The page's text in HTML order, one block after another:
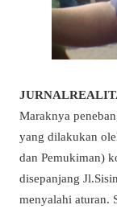
Maraknya
yang dilakukan
dan Pemukiman)
disepanjang
menyalahi aturan.